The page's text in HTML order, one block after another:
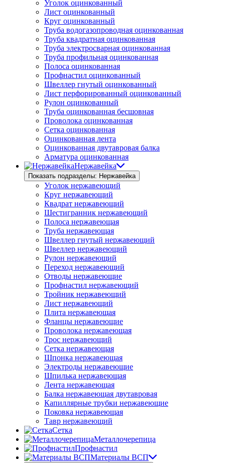
Уголок оцинкованный
Лист оцинкованный
Круг оцинкованный
Труба водогазопроводная оцинкованная
Труба квадратная оцинкованная
Труба электросварная оцинкованная
Труба профильная оцинкованная
Полоса оцинкованная
Профнастил оцинкованный
Швеллер гнутый оцинкованный
Лист перфорированный оцинкованный
Рулон оцинкованный
Труба оцинкованная бесшовная
Проволока оцинкованная
Сетка оцинкованная
Оцинкованная лента
Оцинкованная двутавровая балка
Арматура оцинкованная
Нержавейка
Показать подразделы: Нержавейка
Уголок нержавеющий
Круг нержавеющий
Квадрат нержавеющий
Шестигранник нержавеющий
Полоса нержавеющая
Труба нержавеющая
Швеллер гнутый нержавеющий
Швеллер нержавеющий
Рулон нержавеющий
Переход нержавеющий
Отводы нержавеющие
Профнастил нержавеющий
Тройник нержавеющий
Лист нержавеющий
Плита нержавеющая
Фланцы нержавеющие
Проволока нержавеющая
Трос нержавеющий
Сетка нержавеющая
Шпонка нержавеющая
Электроды нержавеющие
Шпилька нержавеющая
Лента нержавеющая
Балка нержавеющая двутавровая
Капиллярные трубки нержавеющие
Поковка нержавеющая
Тавр нержавеющий
Сетка
Металлочерепица
Профнастил
Материалы ВСП